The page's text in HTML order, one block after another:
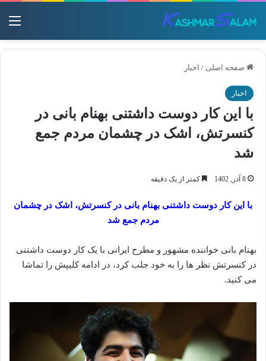
صفحه اصلی / اخبار
اخبار
با این کار دوست داشتنی بهنام بانی در
کنسرتش، اشک در چشمان مردم جمع
شد
8 آذر, 1402 کمتر از یک دقیقه
با این کار دوست داشتنی بهنام بانی در کنسرتش، اشک در چشمان
مردم جمع شد
بهنام بانی خواننده مشهور و مطرح ایرانی با یک کار دوست داشتنی
در کنسرتش نظر ها را به خود جلب کرد، در ادامه کلیپش را تماشا
می کنید.